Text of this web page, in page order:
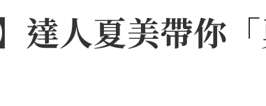
達人夏美帶你